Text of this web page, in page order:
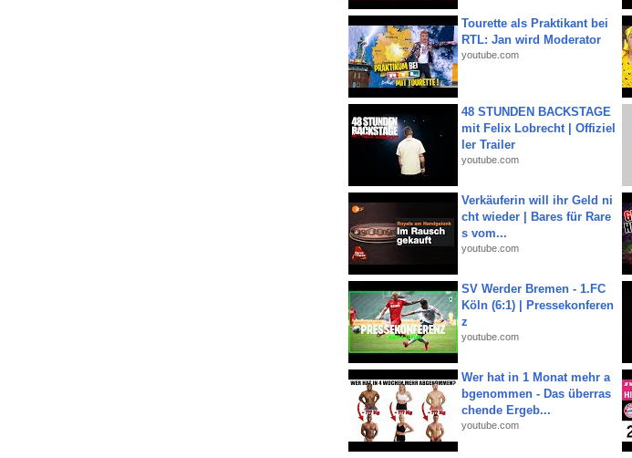
Tourette als Praktikant bei
RTL: Jan wird Moderator
youtube.com
48 STUNDEN BACKSTAGE
mit Felix Lobrecht | Offiziel
ler Trailer
youtube.com
Verkäuferin will ihr Geld ni
cht wieder | Bares für Rare
s vom...
youtube.com
SV Werder Bremen - 1.FC
Köln (6:1) | Pressekonferen
z
youtube.com
Wer hat in 1 Monat mehr a
bgenommen - Das überras
chende Ergeb...
youtube.com